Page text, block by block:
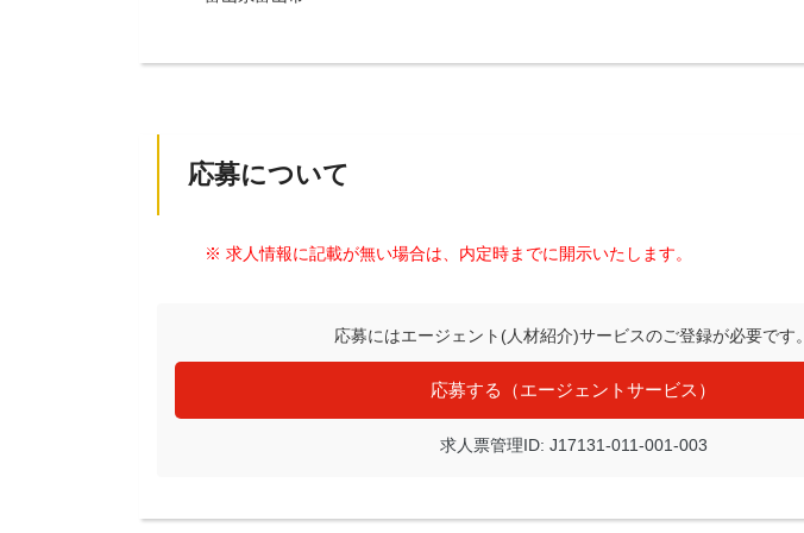
応募について
※ 求人情報に記載が無い場合は、内定時までに開示いたします。
応募にはエージェント(人材紹介)サービスのご登録が必要です。
応募する（エージェントサービス）
求人票管理ID: J17131-011-001-003